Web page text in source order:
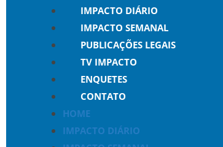
IMPACTO DIÁRIO
IMPACTO SEMANAL
PUBLICAÇÕES LEGAIS
TV IMPACTO
ENQUETES
CONTATO
HOME
IMPACTO DIÁRIO